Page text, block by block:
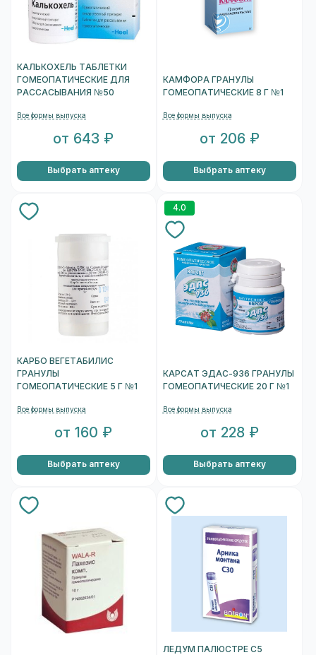
КАЛЬКОХЕЛЬ ТАБЛЕТКИ
ГОМЕОПАТИЧЕСКИЕ ДЛЯ
РАССАСЫВАНИЯ №50
Все формы выпуска
от 643 ₽
Выбрать аптеку
КАМФОРА ГРАНУЛЫ
ГОМЕОПАТИЧЕСКИЕ 8 Г №1
Все формы выпуска
от 206 ₽
Выбрать аптеку
КАРБО ВЕГЕТАБИЛИС
ГРАНУЛЫ
ГОМЕОПАТИЧЕСКИЕ 5 Г №1
Все формы выпуска
от 160 ₽
Выбрать аптеку
4.0
КАРСАТ ЭДАС-936 ГРАНУЛЫ
ГОМЕОПАТИЧЕСКИЕ 20 Г №1
Все формы выпуска
от 228 ₽
Выбрать аптеку
ЛЕДУМ ПАЛЮСТРЕ С5